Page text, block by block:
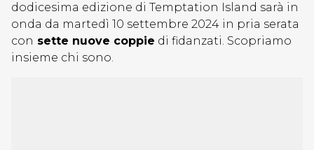
dodicesima edizione di Temptation Island sarà in
onda da martedì 10 settembre 2024 in pria serata
con sette nuove coppie di fidanzati. Scopriamo
insieme chi sono.